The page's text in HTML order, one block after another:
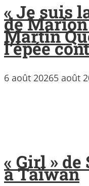
« Je suis
de
Martin
l’épée
6 août 20265 août
« Girl »
à Taïwan